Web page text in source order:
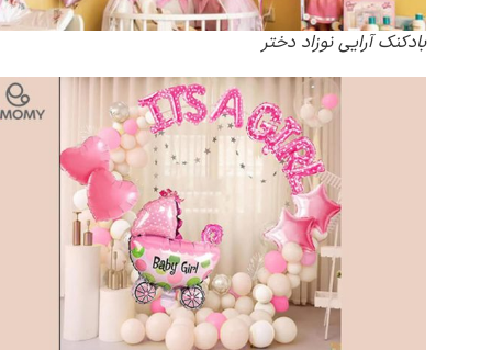
بادکنک آرایی نوزاد دختر